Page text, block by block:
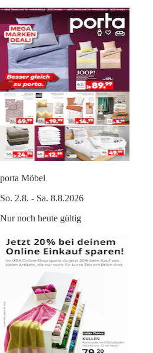
porta Möbel
So. 2.8. - Sa. 8.8.2026
Nur noch heute gültig